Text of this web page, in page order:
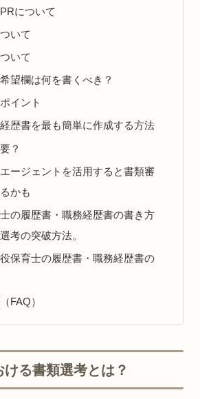
について
いて
いて
望欄は何を書くべき？
イント
歴書を最も簡単に作成する方法
？
ージェントを活用すると書類審
かも
の履歴書・職務経歴書の書き方
考の突破方法。
役保育士の履歴書・職務経歴書の
FAQ）
る書類選考とは？